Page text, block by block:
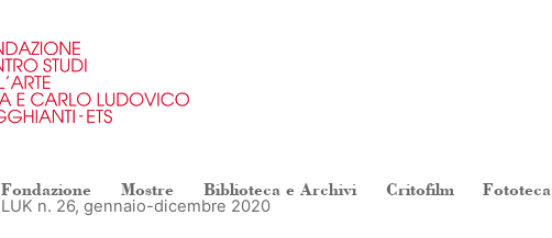
Fondazione Mostre Biblioteca e Archivi Critofilm Fototeca
LUK n. 26, gennaio-dicembre 2020